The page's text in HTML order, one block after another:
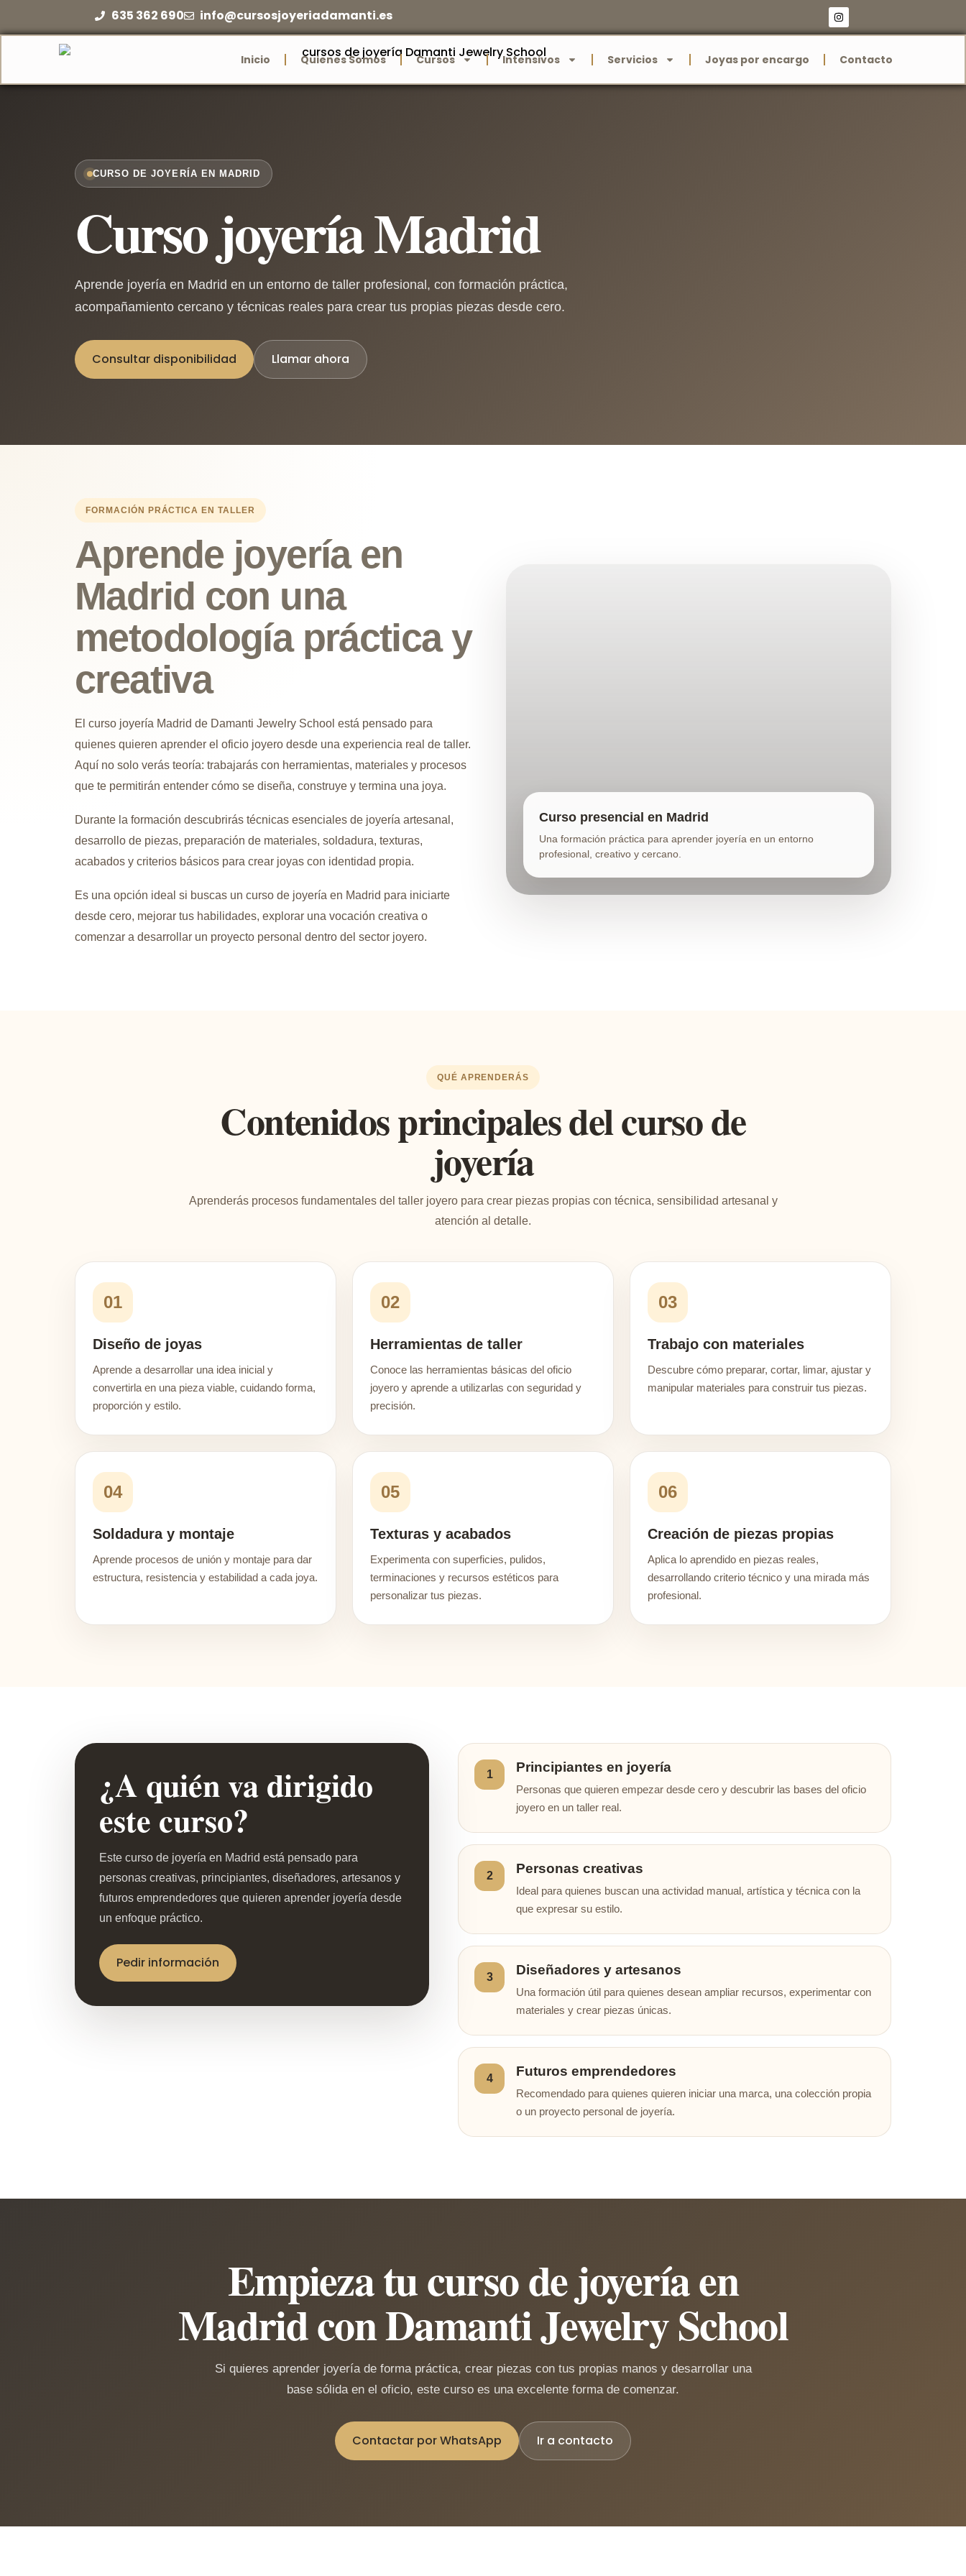
635 362 690 info@cursosjoyeriadamanti.es
Inicio Quienes Somos Cursos Intensivos Servicios Joyas por encargo Contacto
CURSO DE JOYERÍA EN MADRID
Curso joyería Madrid
Aprende joyería en Madrid en un entorno de taller profesional, con formación práctica,
acompañamiento cercano y técnicas reales para crear tus propias piezas desde cero.
Consultar disponibilidad Llamar ahora
FORMACIÓN PRÁCTICA EN TALLER
Aprende joyería en
Madrid con una
metodología práctica y
creativa
El curso joyería Madrid de Damanti Jewelry School está pensado para
quienes quieren aprender el oficio joyero desde una experiencia real de taller.
Aquí no solo verás teoría: trabajarás con herramientas, materiales y procesos
que te permitirán entender cómo se diseña, construye y termina una joya.
Durante la formación descubrirás técnicas esenciales de joyería artesanal,
desarrollo de piezas, preparación de materiales, soldadura, texturas,
acabados y criterios básicos para crear joyas con identidad propia.
Es una opción ideal si buscas un curso de joyería en Madrid para iniciarte
desde cero, mejorar tus habilidades, explorar una vocación creativa o
comenzar a desarrollar un proyecto personal dentro del sector joyero.
Curso presencial en Madrid
Una formación práctica para aprender joyería en un entorno
profesional, creativo y cercano.
QUÉ APRENDERÁS
Contenidos principales del curso de
joyería
Aprenderás procesos fundamentales del taller joyero para crear piezas propias con técnica, sensibilidad artesanal y
atención al detalle.
01
Diseño de joyas
Aprende a desarrollar una idea inicial y
convertirla en una pieza viable, cuidando forma,
proporción y estilo.
02
Herramientas de taller
Conoce las herramientas básicas del oficio
joyero y aprende a utilizarlas con seguridad y
precisión.
03
Trabajo con materiales
Descubre cómo preparar, cortar, limar, ajustar y
manipular materiales para construir tus piezas.
04
Soldadura y montaje
Aprende procesos de unión y montaje para dar
estructura, resistencia y estabilidad a cada joya.
05
Texturas y acabados
Experimenta con superficies, pulidos,
terminaciones y recursos estéticos para
personalizar tus piezas.
06
Creación de piezas propias
Aplica lo aprendido en piezas reales,
desarrollando criterio técnico y una mirada más
profesional.
¿A quién va dirigido
este curso?
Este curso de joyería en Madrid está pensado para
personas creativas, principiantes, diseñadores, artesanos y
futuros emprendedores que quieren aprender joyería desde
un enfoque práctico.
Pedir información
1 Principiantes en joyería
Personas que quieren empezar desde cero y descubrir las bases del oficio
joyero en un taller real.
2 Personas creativas
Ideal para quienes buscan una actividad manual, artística y técnica con la
que expresar su estilo.
3 Diseñadores y artesanos
Una formación útil para quienes desean ampliar recursos, experimentar con
materiales y crear piezas únicas.
4 Futuros emprendedores
Recomendado para quienes quieren iniciar una marca, una colección propia
o un proyecto personal de joyería.
Empieza tu curso de joyería en
Madrid con Damanti Jewelry School
Si quieres aprender joyería de forma práctica, crear piezas con tus propias manos y desarrollar una
base sólida en el oficio, este curso es una excelente forma de comenzar.
Contactar por WhatsApp Ir a contacto